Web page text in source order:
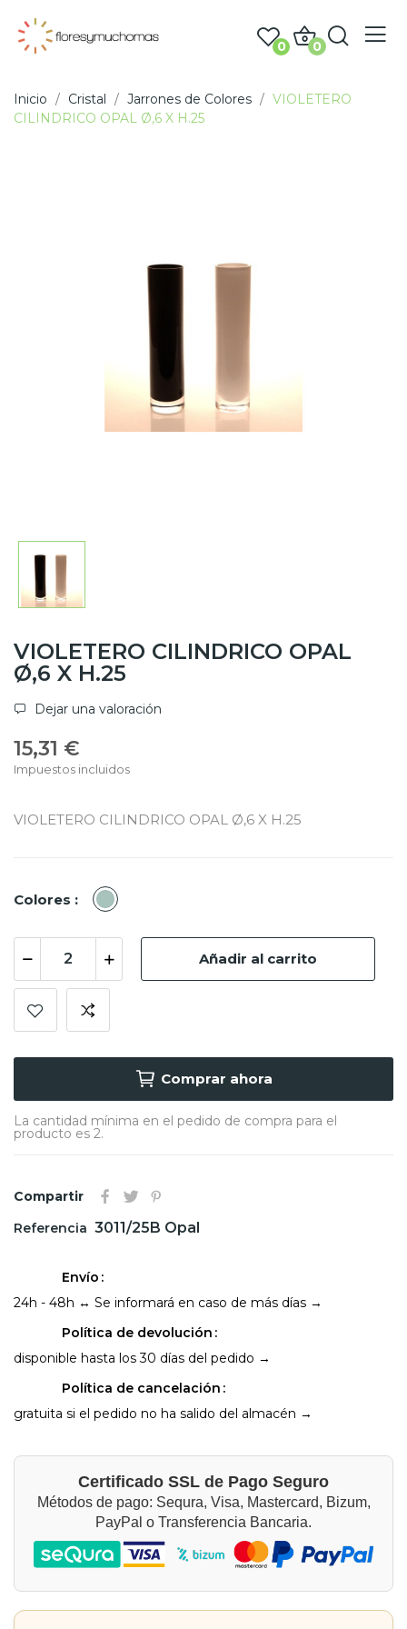
0 0
Inicio Cristal Jarrones de Colores
VIOLETERO
CILINDRICO OPAL Ø,6 X H.25
VIOLETERO CILINDRICO OPAL
Ø,6 X H.25
Dejar una valoración
15,31 €
Impuestos incluidos
VIOLETERO CILINDRICO OPAL Ø,6 X H.25
Colores : OPAL
Añadir al carrito
Comprar ahora
La cantidad mínima en el pedido de compra para el
producto es 2.
Compartir
Referencia 3011/25B Opal
Envío
24h - 48h ↔ Se informará en caso de más días →
Política de devolución
disponible hasta los 30 días del pedido →
Política de cancelación
gratuita si el pedido no ha salido del almacén →
Certificado SSL de Pago Seguro
Métodos de pago: Sequra, Visa, Mastercard, Bizum,
PayPal o Transferencia Bancaria.